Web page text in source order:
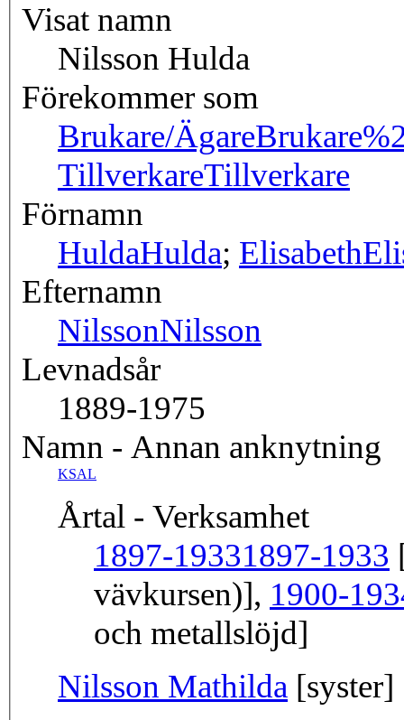
Visat namn
Nilsson Hulda
Förekommer som
Brukare/Ägare
TillverkareTillverkare
Förnamn
HuldaHulda; Elisabeth
Efternamn
NilssonNilsson
Levnadsår
1889-1975
Namn - Annan anknytning
KSAL
Årtal - Verksamhet
1897-19331897-1933
vävkursen)], 1900-
och metallslöjd]
Nilsson Mathilda [syster]